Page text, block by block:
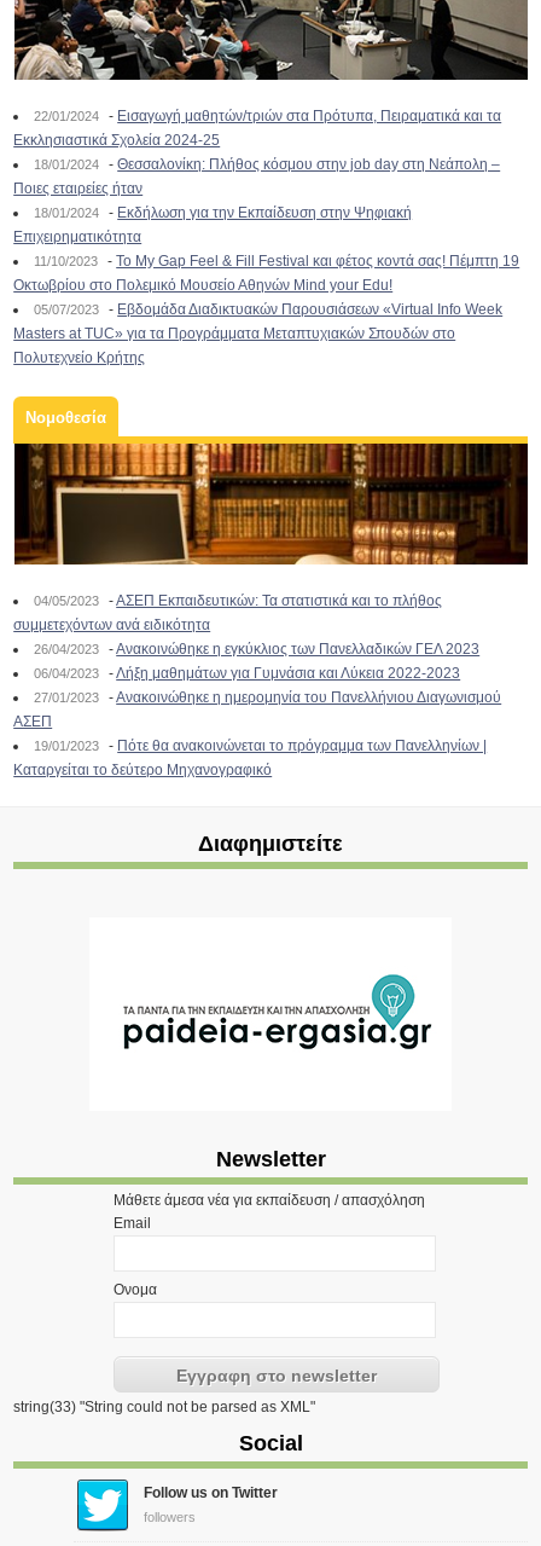
22/01/2024 - Εισαγωγή μαθητών/τριών στα Πρότυπα, Πειραματικά και τα
Εκκλησιαστικά Σχολεία 2024-25
18/01/2024 -Θεσσαλονίκη: Πλήθος κόσμου στην job day στη Νεάπολη –
Ποιες εταιρείες ήταν
18/01/2024 - Εκδήλωση για την Εκπαίδευση στην Ψηφιακή
Επιχειρηματικότητα
11/10/2023 -To My Gap Feel & Fill Festival και φέτος κοντά σας! Πέμπτη 19
Οκτωβρίου στο Πολεμικό Μουσείο Αθηνών Mind your Edu!
05/07/2023 - Εβδομάδα Διαδικτυακών Παρουσιάσεων «Virtual Info Week
Masters at TUC» για τα Προγράμματα Μεταπτυχιακών Σπουδών στο
Πολυτεχνείο Κρήτης
Νομοθεσία
04/05/2023 -ΑΣΕΠ Εκπαιδευτικών: Τα στατιστικά και το πλήθος
συμμετεχόντων ανά ειδικότητα
26/04/2023 -Ανακοινώθηκε η εγκύκλιος των Πανελλαδικών ΓΕΛ 2023
06/04/2023 -Λήξη μαθημάτων για Γυμνάσια και Λύκεια 2022-2023
27/01/2023 -Ανακοινώθηκε η ημερομηνία του Πανελλήνιου Διαγωνισμού
ΑΣΕΠ
19/01/2023 - Πότε θα ανακοινώνεται το πρόγραμμα των Πανελληνίων |
Καταργείται το δεύτερο Μηχανογραφικό
Διαφημιστείτε
Newsletter
Μάθετε άμεσα νέα για εκπαίδευση / απασχόληση
Email
Ονομα
string(33) "String could not be parsed as XML"
Social
Follow us on Twitter
followers